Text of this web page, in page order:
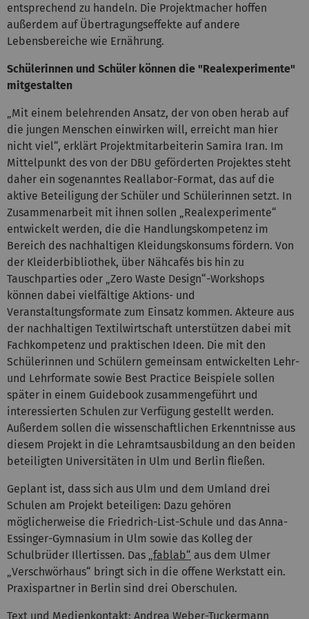
entsprechend zu handeln. Die Projektmacher hoffen
außerdem auf Übertragungseffekte auf andere
Lebensbereiche wie Ernährung.
Schülerinnen und Schüler können die "Realexperimente"
mitgestalten
„Mit einem belehrenden Ansatz, der von oben herab auf
die jungen Menschen einwirken will, erreicht man hier
nicht viel“, erklärt Projektmitarbeiterin Samira Iran. Im
Mittelpunkt des von der DBU geförderten Projektes steht
daher ein sogenanntes Reallabor-Format, das auf die
aktive Beteiligung der Schüler und Schülerinnen setzt. In
Zusammenarbeit mit ihnen sollen „Realexperimente“
entwickelt werden, die die Handlungskompetenz im
Bereich des nachhaltigen Kleidungskonsums fördern. Von
der Kleiderbibliothek, über Nähcafés bis hin zu
Tauschparties oder „Zero Waste Design“-Workshops
können dabei vielfältige Aktions- und
Veranstaltungsformate zum Einsatz kommen. Akteure aus
der nachhaltigen Textilwirtschaft unterstützen dabei mit
Fachkompetenz und praktischen Ideen. Die mit den
Schülerinnen und Schülern gemeinsam entwickelten Lehr-
und Lehrformate sowie Best Practice Beispiele sollen
später in einem Guidebook zusammengeführt und
interessierten Schulen zur Verfügung gestellt werden.
Außerdem sollen die wissenschaftlichen Erkenntnisse aus
diesem Projekt in die Lehramtsausbildung an den beiden
beteiligten Universitäten in Ulm und Berlin fließen.
Geplant ist, dass sich aus Ulm und dem Umland drei
Schulen am Projekt beteiligen: Dazu gehören
möglicherweise die Friedrich-List-Schule und das Anna-
Essinger-Gymnasium in Ulm sowie das Kolleg der
Schulbrüder Illertissen. Das „fablab“ aus dem Ulmer
„Verschwörhaus“ bringt sich in die offene Werkstatt ein.
Praxispartner in Berlin sind drei Oberschulen.
Text und Medienkontakt: Andrea Weber-Tuckermann